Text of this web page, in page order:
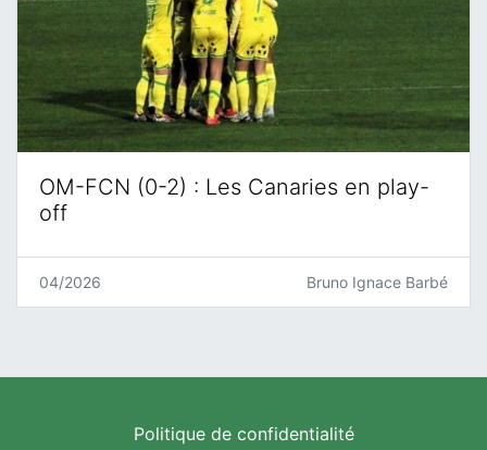
OM-FCN (0-2) : Les Canaries en play-
off
04/2026 Bruno Ignace Barbé
Politique de confidentialité